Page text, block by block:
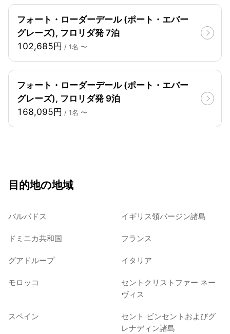
フォート・ローダーデール (ポート・エバー
グレーズ), フロリダ発 7泊
102,685円 / 1名 〜
フォート・ローダーデール (ポート・エバー
グレーズ), フロリダ発 9泊
168,095円 / 1名 〜
目的地の地域
バルバドス イギリス領バージン諸島
ドミニカ共和国 フランス
グアドループ イタリア
モロッコ
セントクリストファー ネー
ヴィス
スペイン
セント ビンセントおよびグ
レナディン諸島